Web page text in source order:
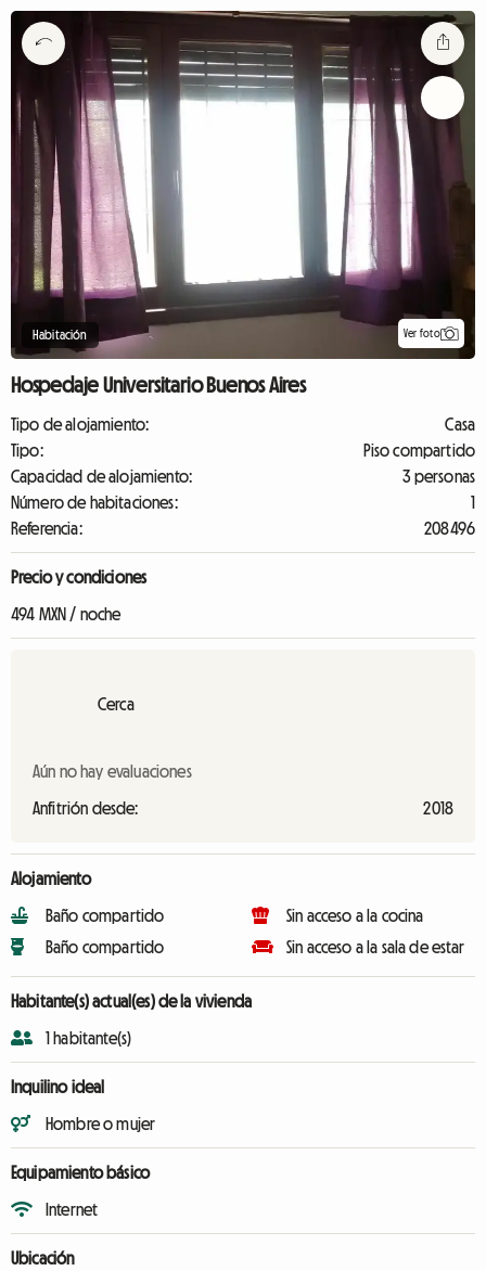
Habitación Ver foto
Hospedaje Universitario Buenos Aires
Tipo de alojamiento:
Casa
Tipo:
Piso compartido
Capacidad de alojamiento:
3 personas
Número de habitaciones:
1
Referencia:
208496
Precio y condiciones
494 MXN / noche
Cerca
Aún no hay evaluaciones
Anfitrión desde: 2018
Alojamiento
Baño compartido
Baño compartido
Sin acceso a la cocina
Sin acceso a la sala de estar
Habitante(s) actual(es) de la vivienda
1 habitante(s)
Inquilino ideal
Hombre o mujer
Equipamiento básico
Internet
Ubicación